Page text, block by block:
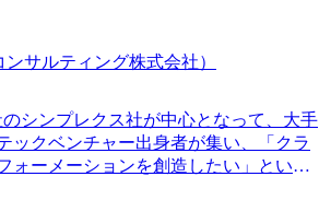
サルティング株式会社）
シンプレクス社が中心となって、大手
ックベンチャー出身者が集い、「クラ
ォーメーションを創造したい」という